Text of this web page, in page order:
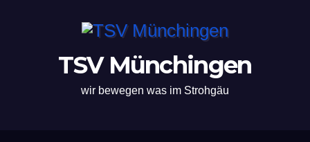
TSV Münchingen
wir bewegen was im Strohgäu